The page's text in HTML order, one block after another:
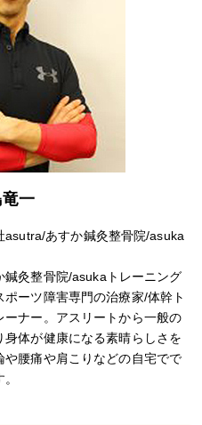
一
あすか鍼灸整骨院/asuka
灸整骨院/asukaトレーニング
ーツ障害専門の治療家/体幹ト
ナー。アスリートから一般の
体が健康になる素晴らしさを
腰痛や肩こりなどの自宅でで